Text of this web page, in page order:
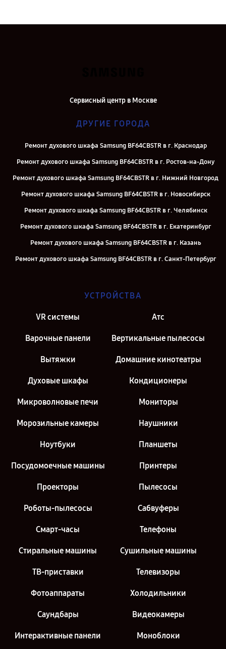
Сервисный центр в Москве
ДРУГИЕ ГОРОДА
Ремонт духового шкафа Samsung BF64CBSTR в г. Краснодар
Ремонт духового шкафа Samsung BF64CBSTR в г. Ростов-на-Дону
Ремонт духового шкафа Samsung BF64CBSTR в г. Нижний Новгород
Ремонт духового шкафа Samsung BF64CBSTR в г. Новосибирск
Ремонт духового шкафа Samsung BF64CBSTR в г. Челябинск
Ремонт духового шкафа Samsung BF64CBSTR в г. Екатеринбург
Ремонт духового шкафа Samsung BF64CBSTR в г. Казань
Ремонт духового шкафа Samsung BF64CBSTR в г. Санкт-Петербург
УСТРОЙСТВА
VR системы Атс
Варочные панели Вертикальные пылесосы
Вытяжки Домашние кинотеатры
Духовые шкафы Кондиционеры
Микроволновые печи Мониторы
Морозильные камеры Наушники
Ноутбуки Планшеты
Посудомоечные машины Принтеры
Проекторы Пылесосы
Роботы-пылесосы Сабвуферы
Смарт-часы Телефоны
Стиральные машины Сушильные машины
ТВ-приставки Телевизоры
Фотоаппараты Холодильники
Саундбары Видеокамеры
Интерактивные панели Моноблоки